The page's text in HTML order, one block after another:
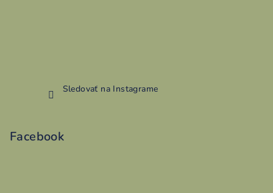
Sledovať na Instagrame
Facebook